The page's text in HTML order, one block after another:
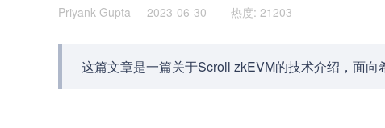
Priyank Gupta 2023-06-30 热度: 21203
这篇文章是一篇关于Scroll zkEVM的技术介绍，面向